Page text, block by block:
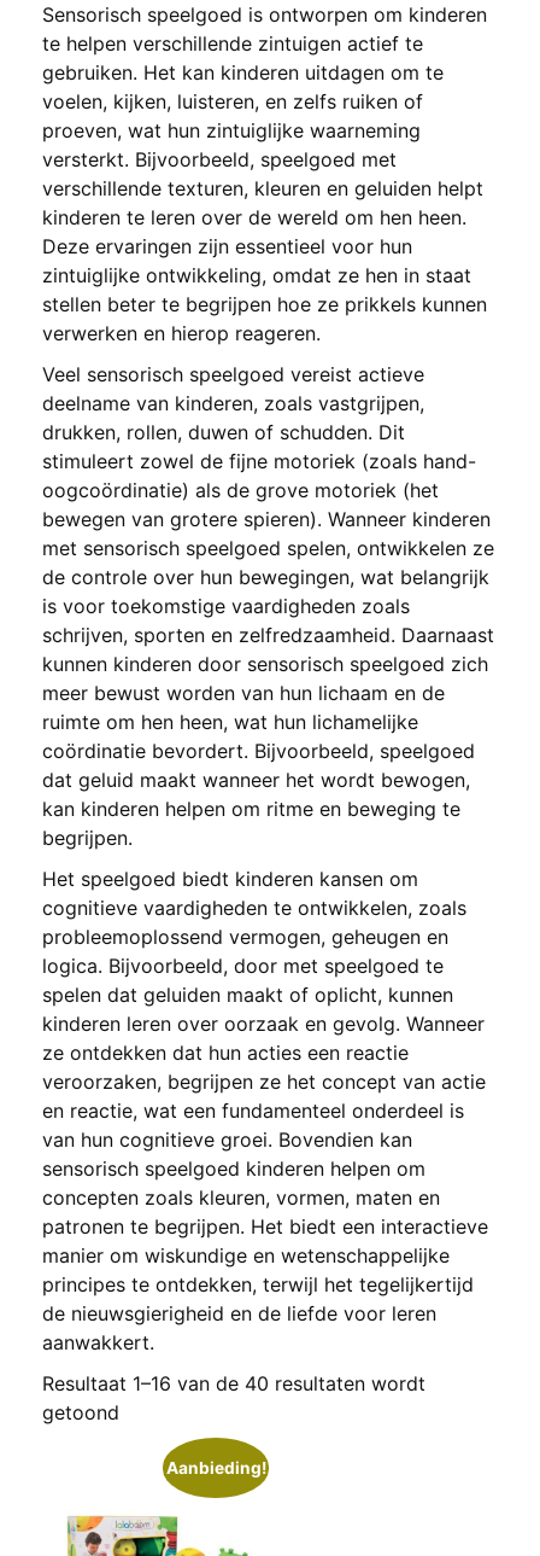
Sensorisch speelgoed is ontworpen om kinderen
te helpen verschillende zintuigen actief te
gebruiken. Het kan kinderen uitdagen om te
voelen, kijken, luisteren, en zelfs ruiken of
proeven, wat hun zintuiglijke waarneming
versterkt. Bijvoorbeeld, speelgoed met
verschillende texturen, kleuren en geluiden helpt
kinderen te leren over de wereld om hen heen.
Deze ervaringen zijn essentieel voor hun
zintuiglijke ontwikkeling, omdat ze hen in staat
stellen beter te begrijpen hoe ze prikkels kunnen
verwerken en hierop reageren.
Veel sensorisch speelgoed vereist actieve
deelname van kinderen, zoals vastgrijpen,
drukken, rollen, duwen of schudden. Dit
stimuleert zowel de fijne motoriek (zoals hand-
oogcoördinatie) als de grove motoriek (het
bewegen van grotere spieren). Wanneer kinderen
met sensorisch speelgoed spelen, ontwikkelen ze
de controle over hun bewegingen, wat belangrijk
is voor toekomstige vaardigheden zoals
schrijven, sporten en zelfredzaamheid. Daarnaast
kunnen kinderen door sensorisch speelgoed zich
meer bewust worden van hun lichaam en de
ruimte om hen heen, wat hun lichamelijke
coördinatie bevordert. Bijvoorbeeld, speelgoed
dat geluid maakt wanneer het wordt bewogen,
kan kinderen helpen om ritme en beweging te
begrijpen.
Het speelgoed biedt kinderen kansen om
cognitieve vaardigheden te ontwikkelen, zoals
probleemoplossend vermogen, geheugen en
logica. Bijvoorbeeld, door met speelgoed te
spelen dat geluiden maakt of oplicht, kunnen
kinderen leren over oorzaak en gevolg. Wanneer
ze ontdekken dat hun acties een reactie
veroorzaken, begrijpen ze het concept van actie
en reactie, wat een fundamenteel onderdeel is
van hun cognitieve groei. Bovendien kan
sensorisch speelgoed kinderen helpen om
concepten zoals kleuren, vormen, maten en
patronen te begrijpen. Het biedt een interactieve
manier om wiskundige en wetenschappelijke
principes te ontdekken, terwijl het tegelijkertijd
de nieuwsgierigheid en de liefde voor leren
aanwakkert.
Resultaat 1–16 van de 40 resultaten wordt
getoond
Aanbieding!